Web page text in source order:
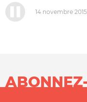
14 novembre 2015